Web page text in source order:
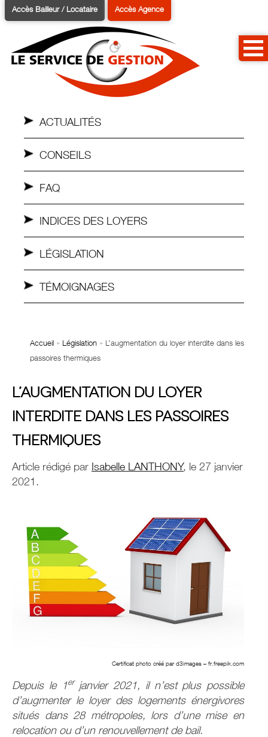
Accès Bailleur / Locataire Accès Agence
ACTUALITÉS
CONSEILS
FAQ
INDICES DES LOYERS
LÉGISLATION
TÉMOIGNAGES
Accueil » Législation » L’augmentation du loyer interdite dans les
passoires thermiques
L’AUGMENTATION DU LOYER
INTERDITE DANS LES PASSOIRES
THERMIQUES
Article rédigé par Isabelle LANTHONY, le 27 janvier
2021.
Certificat photo créé par d3images – fr.freepik.com
Depuis le 1erjanvier 2021, il n’est plus possible
d’augmenter le loyer des logements énergivores
situés dans 28 métropoles, lors d’une mise en
relocation ou d’un renouvellement de bail.